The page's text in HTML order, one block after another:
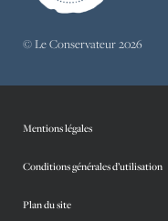
© Le Conservateur 2026
Mentions légales
Conditions générales d’utilisation
Plan du site